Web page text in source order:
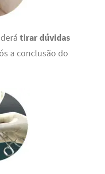
tirar dúvidas
a conclusão do